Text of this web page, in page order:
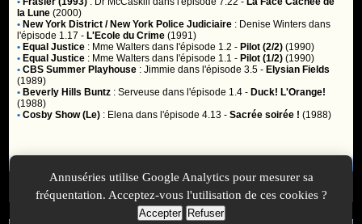
la Lune (2000)
• New York District / New York Police Judiciaire : Denise Winters dans
l'épisode 1.17 - L'Ecole du Crime (1991)
• Equal Justice : Mme Walters dans l'épisode 1.2 - Pilot (2/2) (1990)
• Equal Justice : Mme Walters dans l'épisode 1.1 - Pilot (1/2) (1990)
• CBS Summer Playhouse :Jimmie dans l'épisode 3.5 - Elysian Fields
(1989)
• Beverly Hills Buntz :Serveuse dans l'épisode 1.4 - Duck! L'Orange!
(1988)
• Cosby Show (Le) : Elena dans l'épisode 4.13 -Sacrée soirée ! (1988)
Vous ne pouvez pas accéder aux fonctionnalités réservées aux
membres car vous n'êtes pasinscritouidentifié.
Annuséries utilise Google Analytics pour mesurer sa
fréquentation. Acceptez-vous l'utilisation de ces cookies ?
Accepter Refuser